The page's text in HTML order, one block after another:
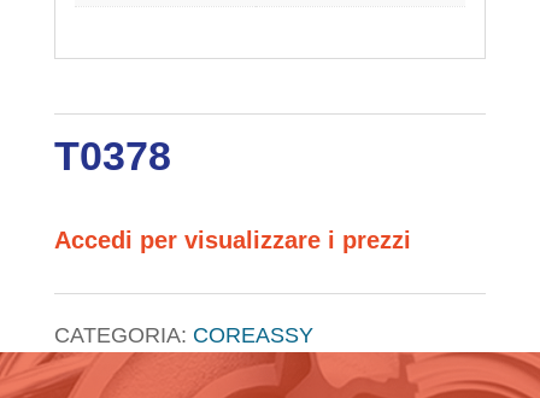
T0378
Accedi per visualizzare i prezzi
CATEGORIA: COREASSY